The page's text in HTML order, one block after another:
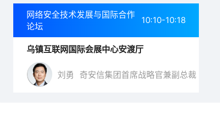
网络安全技术发展与国际合作
论坛
10:10-10:18
乌镇互联网国际会展中心安渡厅
刘勇 奇安信集团首席战略官兼副总裁